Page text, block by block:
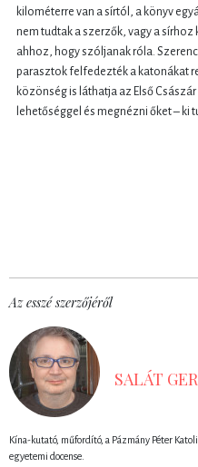
kilométerre van a sírtól, a könyv
nem tudtak a szerzők, vagy a
ahhoz, hogy szóljanak róla.
parasztok felfedezték a katonákat
közönség is láthatja az Első
lehetőséggel és megnézni őket – ki
Az esszé szerzőjéről
SALÁT
Kína-kutató, műfordító, a Pázmány Péter
egyetemi docense.